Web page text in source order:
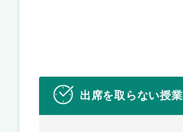
出席を取らない授業